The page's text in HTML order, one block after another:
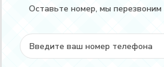
Оставьте номер, мы перезвоним